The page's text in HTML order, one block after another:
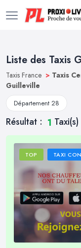
Liste des Taxis
Taxis France > Taxis
Guilleville
Département 28
Résultat : 1 Taxi(s)
TOP TAXI